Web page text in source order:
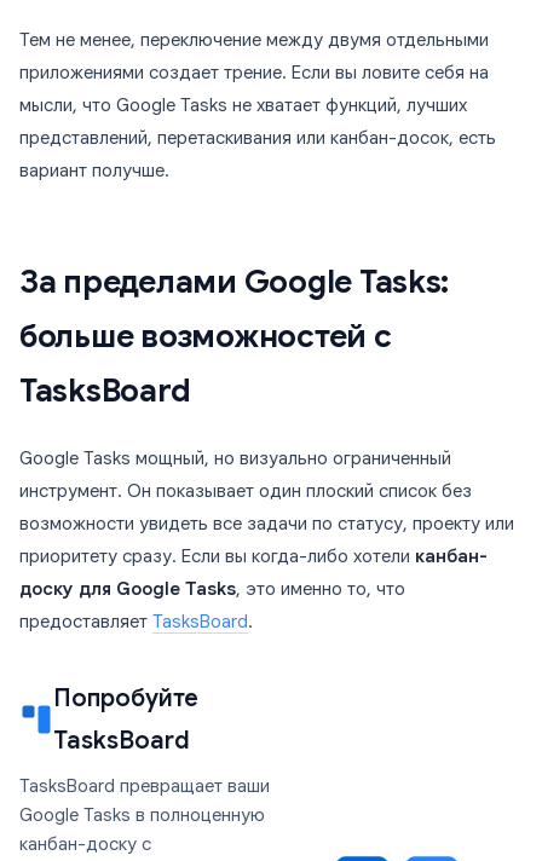
Тем не менее, переключение между двумя отдельными
приложениями создает трение. Если вы ловите себя на
мысли, что Google Tasks не хватает функций, лучших
представлений, перетаскивания или канбан-досок, есть
вариант получше.
За пределами Google Tasks:
больше возможностей с
TasksBoard
Google Tasks мощный, но визуально ограниченный
инструмент. Он показывает один плоский список без
возможности увидеть все задачи по статусу, проекту или
приоритету сразу. Если вы когда-либо хотели канбан-
доску для Google Tasks, это именно то, что
предоставляет TasksBoard.
Попробуйте
TasksBoard
TasksBoard превращает ваши
Google Tasks в полноценную
канбан-доску с